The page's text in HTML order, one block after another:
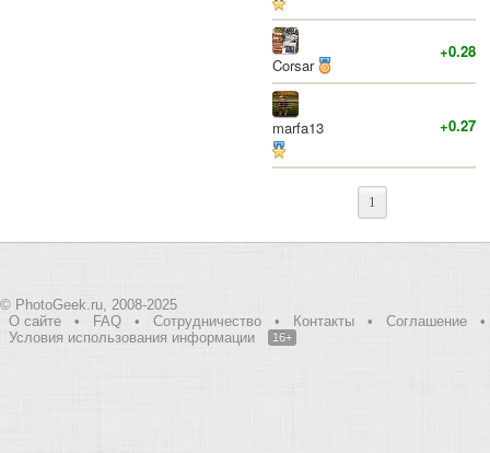
Corsar
+0.28
marfa13 +0.27
1
© PhotoGeek.ru, 2008-2025
О сайте
• FAQ • Сотрудничество • Контакты • Соглашение
•
Условия использования информации
16+